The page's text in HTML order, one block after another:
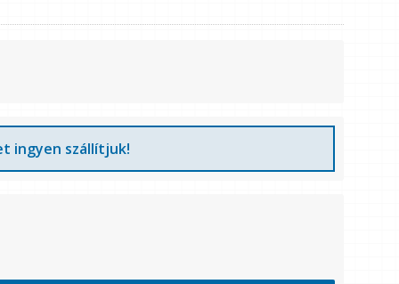
ingyen szállítjuk!